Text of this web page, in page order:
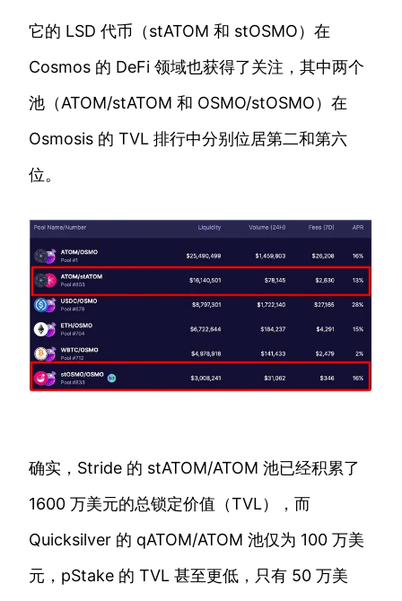
它的 LSD 代币（stATOM 和 stOSMO）在
Cosmos 的 DeFi 领域也获得了关注，其中两个
池（ATOM/stATOM 和 OSMO/stOSMO）在
Osmosis 的 TVL 排行中分别位居第二和第六
位。
确实，Stride 的 stATOM/ATOM 池已经积累了
1600 万美元的总锁定价值（TVL），而
Quicksilver 的 qATOM/ATOM 池仅为 100 万美
元，pStake 的 TVL 甚至更低，只有 50 万美